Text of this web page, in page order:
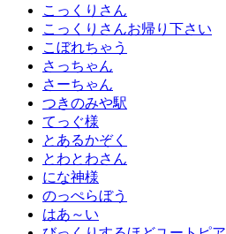
こっくりさん
こっくりさんお帰り下さい
こぼれちゃう
さっちゃん
さーちゃん
つきのみや駅
てっぐ様
とあるかぞく
とわとわさん
にな神様
のっぺらぼう
はあ～い